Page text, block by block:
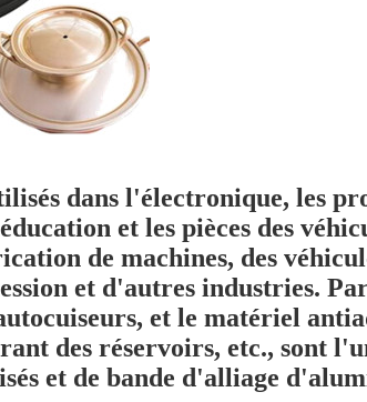
dans l'électronique, les
et les pièces des
de machines, des
et d'autres industries. Par
, et le matériel
des réservoirs, etc., sont
et de bande d'alliage